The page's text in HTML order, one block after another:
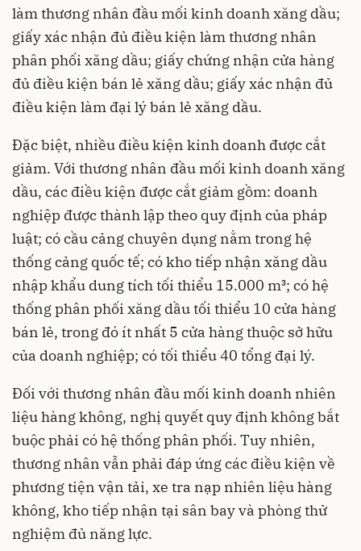
làm thương nhân đầu mối kinh doanh xăng dầu;
giấy xác nhận đủ điều kiện làm thương nhân
phân phối xăng dầu; giấy chứng nhận cửa hàng
đủ điều kiện bán lẻ xăng dầu; giấy xác nhận đủ
điều kiện làm đại lý bán lẻ xăng dầu.
Đặc biệt, nhiều điều kiện kinh doanh được cắt
giảm. Với thương nhân đầu mối kinh doanh xăng
dầu, các điều kiện được cắt giảm gồm: doanh
nghiệp được thành lập theo quy định của pháp
luật; có cầu cảng chuyên dụng nằm trong hệ
thống cảng quốc tế; có kho tiếp nhận xăng dầu
nhập khẩu dung tích tối thiểu 15.000 m³; có hệ
thống phân phối xăng dầu tối thiểu 10 cửa hàng
bán lẻ, trong đó ít nhất 5 cửa hàng thuộc sở hữu
của doanh nghiệp; có tối thiểu 40 tổng đại lý.
Đối với thương nhân đầu mối kinh doanh nhiên
liệu hàng không, nghị quyết quy định không bắt
buộc phải có hệ thống phân phối. Tuy nhiên,
thương nhân vẫn phải đáp ứng các điều kiện về
phương tiện vận tải, xe tra nạp nhiên liệu hàng
không, kho tiếp nhận tại sân bay và phòng thử
nghiệm đủ năng lực.